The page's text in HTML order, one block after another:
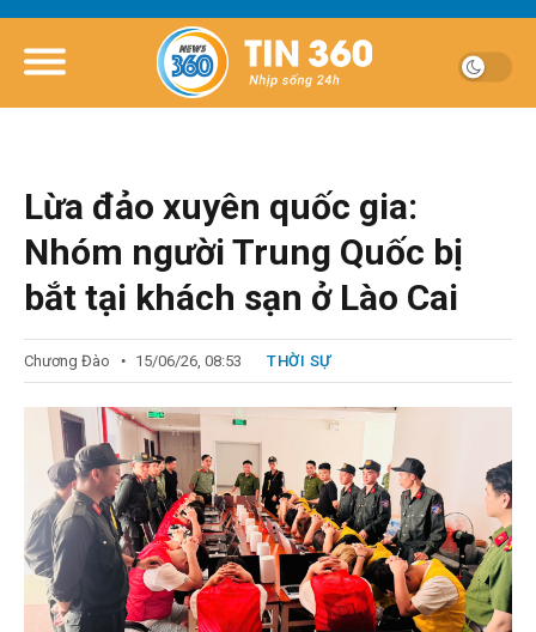
Lừa đảo xuyên quốc gia:
Nhóm người Trung Quốc bị
bắt tại khách sạn ở Lào Cai
Chương Đào 15/06/26, 08:53 THỜI SỰ